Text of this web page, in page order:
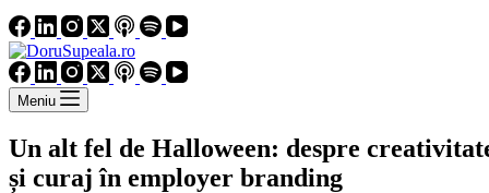
Meniu
Un alt fel de Halloween: despre
și curaj în employer branding